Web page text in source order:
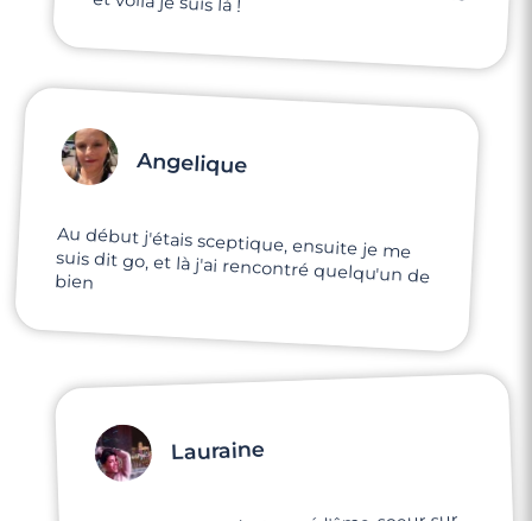
Angelique
Au début j'étais sceptique, ensuite je me
suis dit go, et là j'ai rencontré quelqu'un de
bien
Lauraine